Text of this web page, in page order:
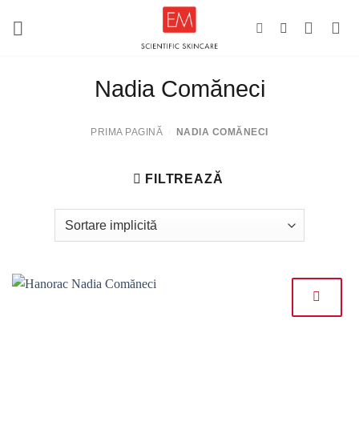
Nadia Comăneci
PRIMA PAGINĂ NADIA COMĂNECI
FILTREAZĂ